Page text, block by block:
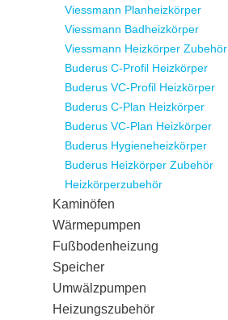
Viessmann Planheizkörper
Viessmann Badheizkörper
Viessmann Heizkörper Zubehör
Buderus C-Profil Heizkörper
Buderus VC-Profil Heizkörper
Buderus C-Plan Heizkörper
Buderus VC-Plan Heizkörper
Buderus Hygieneheizkörper
Buderus Heizkörper Zubehör
Heizkörperzubehör
Kaminöfen
Wärmepumpen
Fußbodenheizung
Speicher
Umwälzpumpen
Heizungszubehör